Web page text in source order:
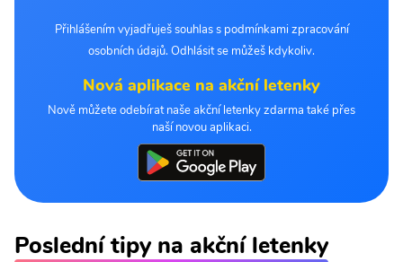
Přihlášením vyjadřuješ souhlas s podmínkami zpracování
osobních údajů. Odhlásit se můžeš kdykoliv.
Nová aplikace na akční letenky
Nově můžete odebírat naše akční letenky zdarma také přes
naší novou aplikaci.
Poslední tipy na akční letenky